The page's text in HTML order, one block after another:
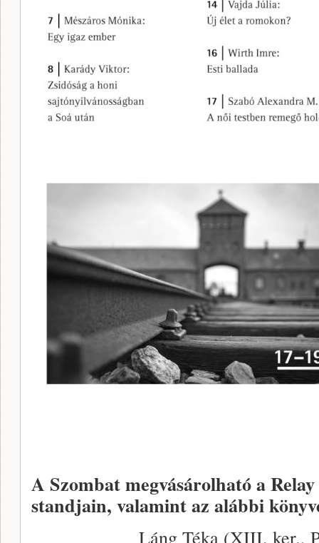
A Szombat megvásárolható a
standjain, valamint az alábbi
Láng Téka (XIII. ker.,